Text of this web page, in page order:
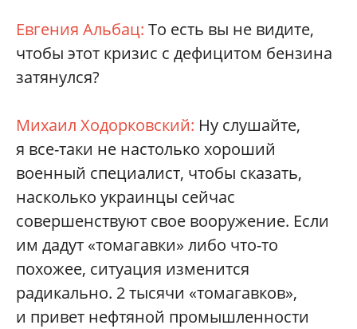
Евгения Альбац: То есть вы не видите,
чтобы этот кризис с дефицитом бензина
затянулся?
Михаил Ходорковский: Ну слушайте,
я все-таки не настолько хороший
военный специалист, чтобы сказать,
насколько украинцы сейчас
совершенствуют свое вооружение. Если
им дадут «томагавки» либо что-то
похожее, ситуация изменится
радикально. 2 тысячи «томагавков»,
и привет нефтяной промышленности